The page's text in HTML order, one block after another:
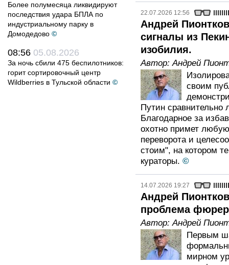
Более полумесяца ликвидируют
последствия удара БПЛА по
индустриальному парку в
Домодедово ©
08:56 05.08.2026
За ночь сбили 475 беспилотников:
горит сортировочный центр
Wildberries в Тульской области ©
22.07.2026 12:56
Андрей
сигналы из
изобилия.
Автор:Андрей
своим
Путин сравнительно
Благодарное за
охотно примет
переворота и
стоим", на котором
кураторы. ©
14.07.2026 19:27
Андрей
проблема
Автор:Андрей
Первым
мирном